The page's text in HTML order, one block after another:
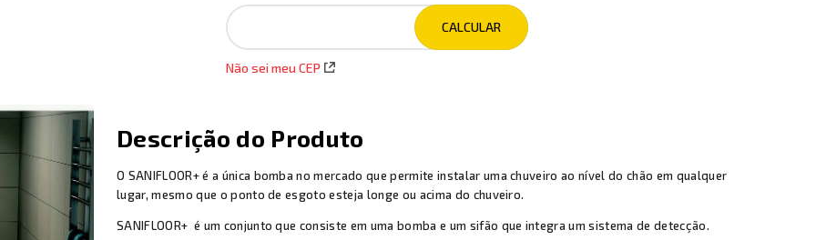
Não sei meu CEP
Descrição do Produto
O SANIFLOOR+ é a única bomba no mercado que permite instalar uma chuveiro ao nível do chão em qualquer
lugar, mesmo que o ponto de esgoto esteja longe ou acima do chuveiro.
SANIFLOOR+ é um conjunto que consiste em uma bomba e um sifão que integra um sistema de detecção.